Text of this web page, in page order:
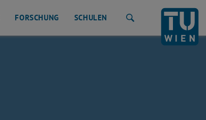
FORSCHUNG SCHULEN